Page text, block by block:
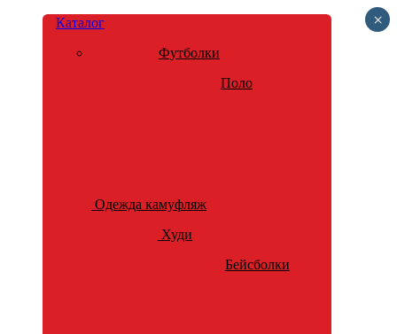
Каталог
Футболки
Поло
Одежда камуфляж
Худи
Бейсболки
×